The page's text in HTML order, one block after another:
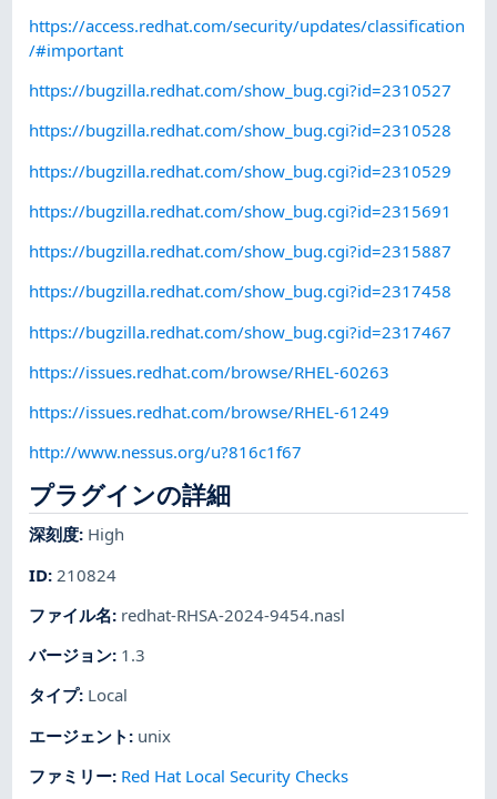
https://access.redhat.com/security/updates/classification
/#important
https://bugzilla.redhat.com/show_bug.cgi?id=2310527
https://bugzilla.redhat.com/show_bug.cgi?id=2310528
https://bugzilla.redhat.com/show_bug.cgi?id=2310529
https://bugzilla.redhat.com/show_bug.cgi?id=2315691
https://bugzilla.redhat.com/show_bug.cgi?id=2315887
https://bugzilla.redhat.com/show_bug.cgi?id=2317458
https://bugzilla.redhat.com/show_bug.cgi?id=2317467
https://issues.redhat.com/browse/RHEL-60263
https://issues.redhat.com/browse/RHEL-61249
http://www.nessus.org/u?816c1f67
プラグインの詳細
深刻度: High
ID: 210824
ファイル名: redhat-RHSA-2024-9454.nasl
バージョン: 1.3
タイプ: Local
エージェント : unix
ファミリー: Red Hat Local Security Checks